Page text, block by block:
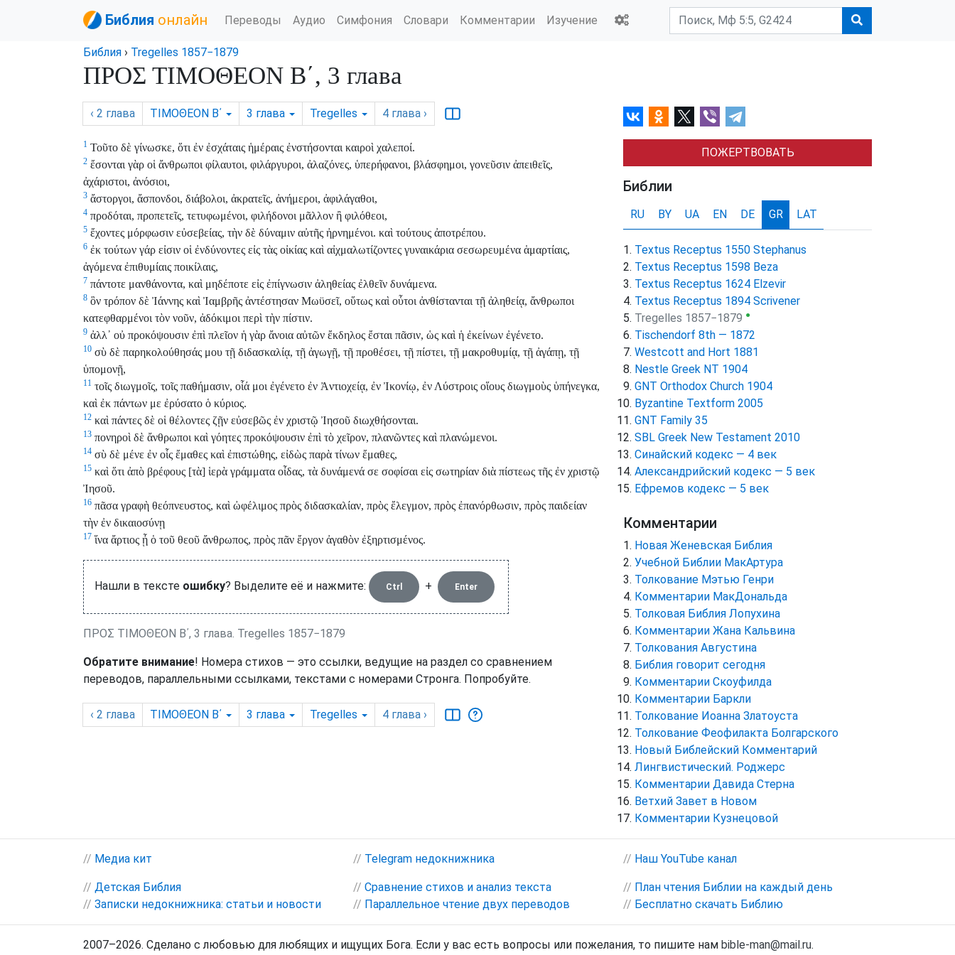
Библия онлайн Переводы Аудио Симфония Словари Комментарии Изучение
Библия › Tregelles 1857−1879
ΠΡΟΣ ΤΙΜΟΘΕΟΝ Β΄, 3 глава
‹ 2 глава ΤΙΜΟΘΕΟΝ Β΄ 3 глава Tregelles 4 глава ›
1 Τοῦτο δὲ γίνωσκε, ὅτι ἐν ἐσχάταις ἡμέραις ἐνστήσονται καιροὶ χαλεποί.
2 ἔσονται γὰρ οἱ ἄνθρωποι φίλαυτοι, φιλάργυροι, ἀλαζόνες, ὑπερήφανοι, βλάσφημοι, γονεῦσιν ἀπειθεῖς,
ἀχάριστοι, ἀνόσιοι,
3 ἄστοργοι, ἄσπονδοι, διάβολοι, ἀκρατεῖς, ἀνήμεροι, ἀφιλάγαθοι,
4 προδόται, προπετεῖς, τετυφωμένοι, φιλήδονοι μᾶλλον ἢ φιλόθεοι,
5 ἔχοντες μόρφωσιν εὐσεβείας, τὴν δὲ δύναμιν αὐτῆς ἠρνημένοι. καὶ τούτους ἀποτρέπου.
6 ἐκ τούτων γάρ εἰσιν οἱ ἐνδύνοντες εἰς τὰς οἰκίας καὶ αἰχμαλωτίζοντες γυναικάρια σεσωρευμένα ἁμαρτίαις,
ἀγόμενα ἐπιθυμίαις ποικίλαις,
7 πάντοτε μανθάνοντα, καὶ μηδέποτε εἰς ἐπίγνωσιν ἀληθείας ἐλθεῖν δυνάμενα.
8 ὃν τρόπον δὲ Ἰάννης καὶ Ἰαμβρῆς ἀντέστησαν Μωϋσεῖ, οὕτως καὶ οὗτοι ἀνθίστανται τῇ ἀληθείᾳ, ἄνθρωποι
κατεφθαρμένοι τὸν νοῦν, ἀδόκιμοι περὶ τὴν πίστιν.
9 ἀλλ᾽ οὐ προκόψουσιν ἐπὶ πλεῖον ἡ γὰρ ἄνοια αὐτῶν ἔκδηλος ἔσται πᾶσιν, ὡς καὶ ἡ ἐκείνων ἐγένετο.
10 σὺ δὲ παρηκολούθησάς μου τῇ διδασκαλίᾳ, τῇ ἀγωγῇ, τῇ προθέσει, τῇ πίστει, τῇ μακροθυμίᾳ, τῇ ἀγάπῃ, τῇ
ὑπομονῇ,
11 τοῖς διωγμοῖς, τοῖς παθήμασιν, οἷά μοι ἐγένετο ἐν Ἀντιοχείᾳ, ἐν Ἰκονίῳ, ἐν Λύστροις οἵους διωγμοὺς ὑπήνεγκα,
καὶ ἐκ πάντων με ἐρύσατο ὁ κύριος.
12 καὶ πάντες δὲ οἱ θέλοντες ζῇν εὐσεβῶς ἐν χριστῷ Ἰησοῦ διωχθήσονται.
13 πονηροὶ δὲ ἄνθρωποι καὶ γόητες προκόψουσιν ἐπὶ τὸ χεῖρον, πλανῶντες καὶ πλανώμενοι.
14 σὺ δὲ μένε ἐν οἷς ἔμαθες καὶ ἐπιστώθης, εἰδὼς παρὰ τίνων ἔμαθες,
15 καὶ ὅτι ἀπὸ βρέφους [τὰ] ἱερὰ γράμματα οἶδας, τὰ δυνάμενά σε σοφίσαι εἰς σωτηρίαν διὰ πίστεως τῆς ἐν χριστῷ
Ἰησοῦ.
16 πᾶσα γραφὴ θεόπνευστος, καὶ ὠφέλιμος πρὸς διδασκαλίαν, πρὸς ἔλεγμον, πρὸς ἐπανόρθωσιν, πρὸς παιδείαν
τὴν ἐν δικαιοσύνῃ
17 ἵνα ἄρτιος ᾖ ὁ τοῦ θεοῦ ἄνθρωπος, πρὸς πᾶν ἔργον ἀγαθὸν ἐξηρτισμένος.
Нашли в тексте ошибку? Выделите её и нажмите: Ctrl + Enter
ΠΡΟΣ ΤΙΜΟΘΕΟΝ Β΄, 3 глава. Tregelles 1857−1879
Обратите внимание! Номера стихов — это ссылки, ведущие на раздел со сравнением
переводов, параллельными ссылками, текстами с номерами Стронга. Попробуйте.
‹ 2 глава ΤΙΜΟΘΕΟΝ Β΄ 3 глава Tregelles 4 глава ›
ПОЖЕРТВОВАТЬ
Библии
RU BY UA EN DE GR LAT
Textus Receptus 1550 Stephanus
Textus Receptus 1598 Beza
Textus Receptus 1624 Elzevir
Textus Receptus 1894 Scrivener
Tregelles 1857−1879 ●
Tischendorf 8th — 1872
Westcott and Hort 1881
Nestle Greek NT 1904
GNT Orthodox Church 1904
Byzantine Textform 2005
GNT Family 35
SBL Greek New Testament 2010
Синайский кодекс — 4 век
Александрийский кодекс — 5 век
Ефремов кодекс — 5 век
Комментарии
Новая Женевская Библия
Учебной Библии МакАртура
Толкование Мэтью Генри
Комментарии МакДональда
Толковая Библия Лопухина
Комментарии Жана Кальвина
Толкования Августина
Библия говорит сегодня
Комментарии Скоуфилда
Комментарии Баркли
Толкование Иоанна Златоуста
Толкование Феофилакта Болгарского
Новый Библейский Комментарий
Лингвистический. Роджерс
Комментарии Давида Стерна
Ветхий Завет в Новом
Комментарии Кузнецовой
// Медиа кит // Telegram недокнижника // Наш YouTube канал
// Детская Библия
// Записки недокнижника: статьи и новости
// Сравнение стихов и анализ текста
// Параллельное чтение двух переводов
// План чтения Библии на каждый день
// Бесплатно скачать Библию
2007–2026. Сделано с любовью для любящих и ищущих Бога. Если у вас есть вопросы или пожелания, то пишите нам bible-man@mail.ru.